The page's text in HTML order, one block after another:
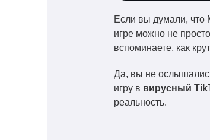
Если вы думали, что
игре можно не
вспоминаете, как
Да, вы не
игру в вирусный
реальность.